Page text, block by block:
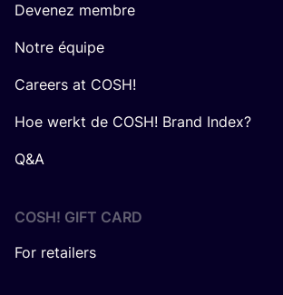
Devenez membre
Notre équipe
Careers at COSH!
Hoe werkt de COSH! Brand Index?
Q&A
COSH! GIFT CARD
For retailers